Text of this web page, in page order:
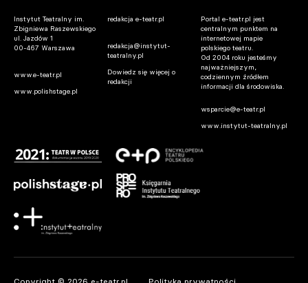
Instytut Teatralny im.
Zbigniewa Raszewskiego
ul. Jazdów 1
00-467 Warszawa
www.e-teatr.pl
www.polishstage.pl
redakcja e-teatr.pl
redakcja@instytut-
teatralny.pl
Dowiedz się więcej o
redakcji
Portal e-teatr.pl jest
centralnym punktem na
internetowej mapie
polskiego teatru.
Od 2004 roku jesteśmy
najważniejszym,
codziennym źródłem
informacji dla środowiska.
wsparcie@e-teatr.pl
www.instytut-teatralny.pl